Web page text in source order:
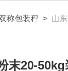
称包装秤 > 山
末20-